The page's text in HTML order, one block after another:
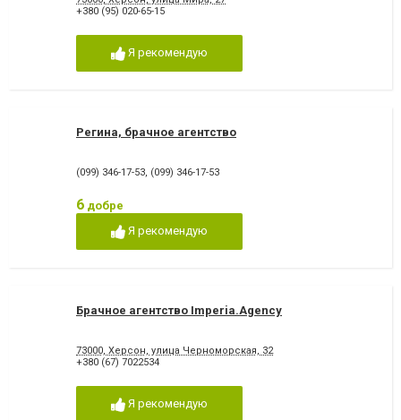
+380 (95) 020-65-15
Я рекомендую
Регина, брачное агентство
(099) 346-17-53, (099) 346-17-53
6 добре
Я рекомендую
Брачное агентство Imperia.Agency
73000, Херсон, улица Черноморская, 32
+380 (67) 7022534
Я рекомендую